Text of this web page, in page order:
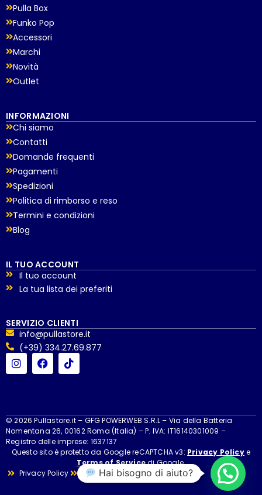
Pulla Box
Funko Pop
Accessori
Marchi
Novità
Outlet
INFORMAZIONI
Chi siamo
Contatti
Domande frequenti
Pagamenti
Spedizioni
Politica di rimborso e reso
Termini e condizioni
Blog
IL TUO ACCOUNT
Il tuo account
La tua lista dei preferiti
SERVIZIO CLIENTI
info@pullastore.it
(+39) 334.27.69.877
© 2026 Pullastore.it – GFG POWERWEB S.R.L – Via della Batteria
Nomentana 26, 00162 Roma (Italia) – P. IVA: IT16140301009 –
Registro delle imprese: 1637137
Questo sito è protetto da Google reCAPTCHA v3: Privacy Policye
Terms of Servicedi Google.
Privacy Policy
Cookie Policy Cookie
Hai bisogno di aiuto?